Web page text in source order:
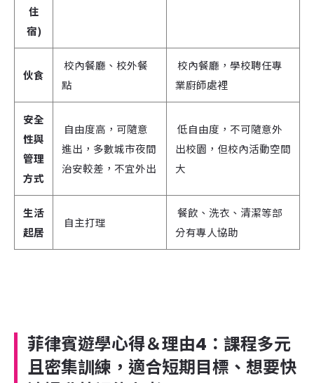
住
宿)
伙食
校內餐廳、校外餐
點
校內餐廳，學校聘任專
業廚師處裡
安全
性與
管理
方式
自由度高，可隨意
進出，多數城市夜間
治安較差，不宜外出
低自由度，不可隨意外
出校園，但校內活動空間
大
生活
起居
自主打理
餐飲、洗衣、清潔等部
分有專人協助
菲律賓遊學心得＆理由4： 課程多元
且密集訓練，適合短期目標、想要快